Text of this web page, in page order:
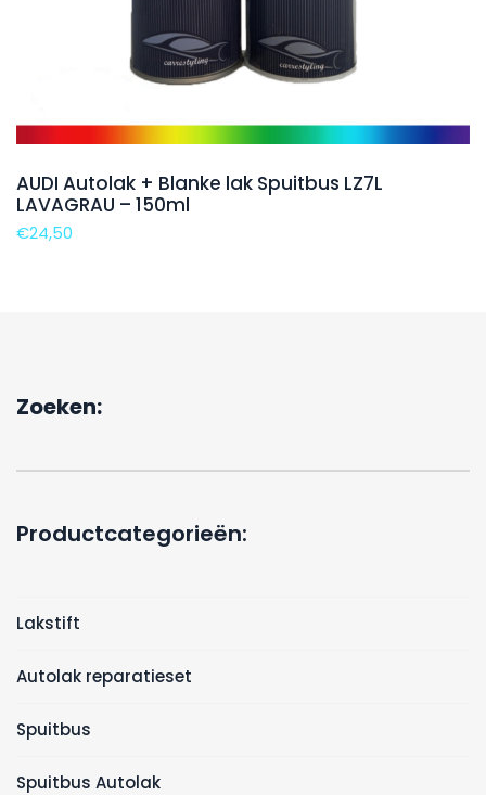
AUDI Autolak + Blanke lak Spuitbus LZ7L
LAVAGRAU – 150ml
€24,50
Zoeken:
Productcategorieën:
Lakstift
Autolak reparatieset
Spuitbus
Spuitbus Autolak